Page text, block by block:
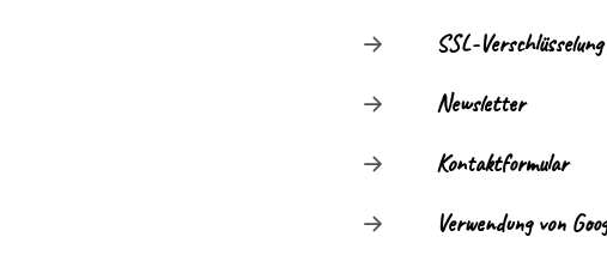
SSL-Verschlüsselung
Newsletter
Kontaktformular
Verwendung von